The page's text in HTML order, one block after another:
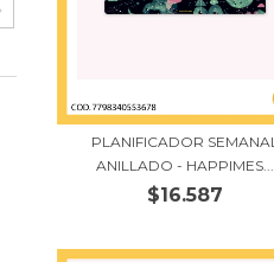
PLANIFICADOR SEMANAL
ANILLADO - HAPPIMES...
$16.587